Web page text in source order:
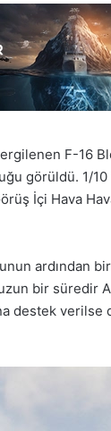
F-16
görüldü. 1/
İçi Hava
ardından
bir süredir
destek